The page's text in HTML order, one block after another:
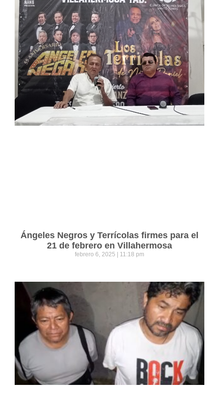
Ángeles Negros y Terrícolas firmes para el
21 de febrero en Villahermosa
febrero 6, 2025 11:18 pm